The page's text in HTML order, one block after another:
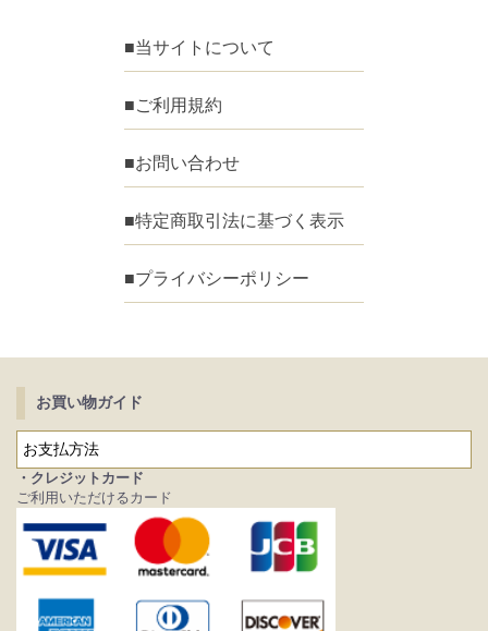
■当サイトについて
■ご利用規約
■お問い合わせ
■特定商取引法に基づく表示
■プライバシーポリシー
お買い物ガイド
お支払方法
・クレジットカード
ご利用いただけるカード